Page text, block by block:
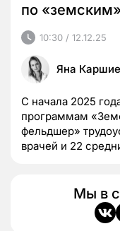
по
10:30 / 12.12.25
Яна
С начала 2025
программам
фельдшер»
врачей и 22
Мы в